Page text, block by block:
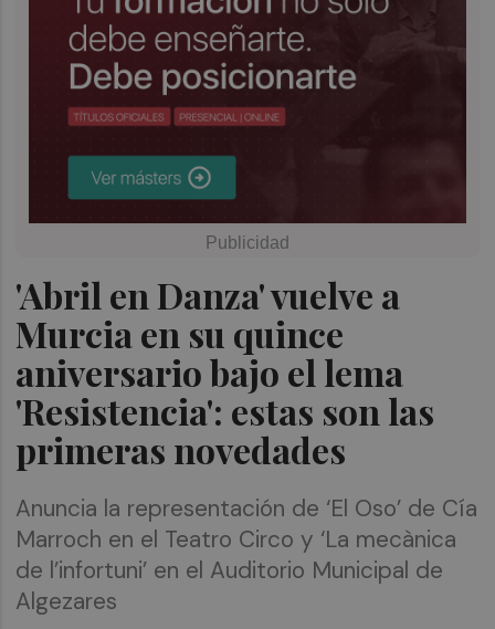
'Abril en Danza' vuelve a
Murcia en su quince
aniversario bajo el lema
'Resistencia': estas son las
primeras novedades
Anuncia la representación de ‘El Oso’ de Cía
Marroch en el Teatro Circo y ‘La mecànica
de l’infortuni’ en el Auditorio Municipal de
Algezares